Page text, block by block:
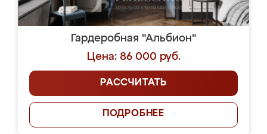
Гардеробная "Альбион"
Цена: 86 000 руб.
РАССЧИТАТЬ
ПОДРОБНЕЕ